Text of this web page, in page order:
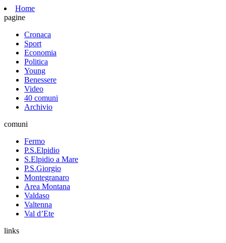
Home
pagine
Cronaca
Sport
Economia
Politica
Young
Benessere
Video
40 comuni
Archivio
comuni
Fermo
P.S.Elpidio
S.Elpidio a Mare
P.S.Giorgio
Montegranaro
Area Montana
Valdaso
Valtenna
Val d’Ete
links